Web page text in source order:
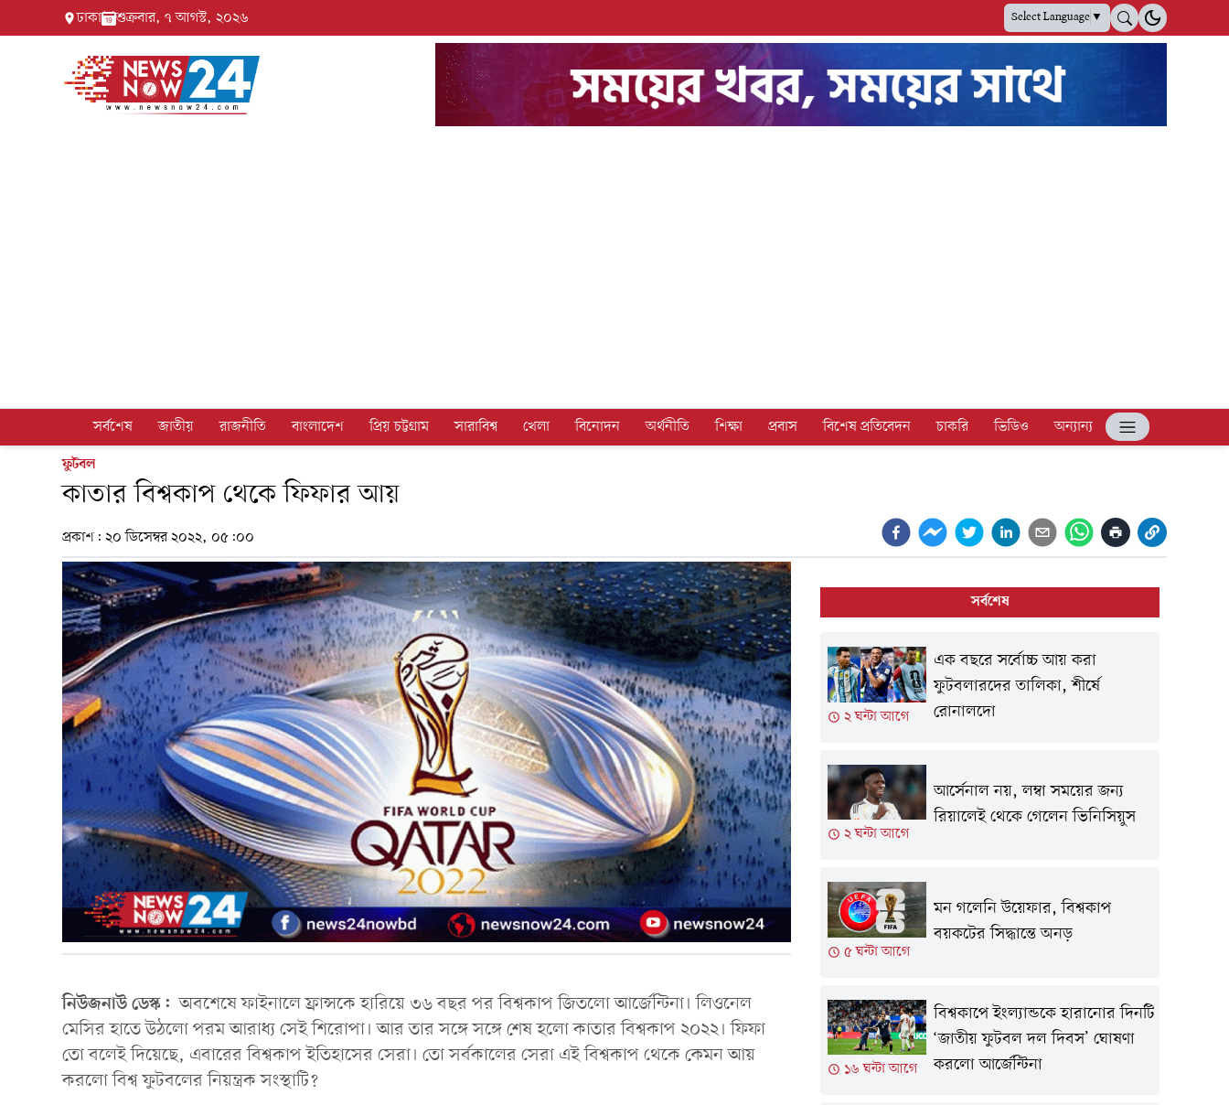
ঢাকা শুক্রবার, ৭ আগস্ট, ২০২৬ Select Language▼
সর্বশেষ জাতীয় রাজনীতি বাংলাদেশ প্রিয় চট্টগ্রাম সারাবিশ্ব খেলা বিনোদন অর্থনীতি শিক্ষা প্রবাস বিশেষ প্রতিবেদন চাকরি ভিডিও
অন্যান্য
ফুটবল
কাতার বিশ্বকাপ থেকে ফিফার আয়
প্রকাশ: ২০ ডিসেম্বর ২০২২, ০৫:০০
নিউজনাউ ডেস্ক:অবশেষে ফাইনালে ফ্রান্সকে হারিয়ে ৩৬ বছর পর বিশ্বকাপ জিতলো আর্জেন্টিনা। লিওনেল
মেসির হাতে উঠলো পরম আরাধ্য সেই শিরোপা। আর তার সঙ্গে সঙ্গে শেষ হলো কাতার বিশ্বকাপ ২০২২। ফিফা
তো বলেই দিয়েছে, এবারের বিশ্বকাপ ইতিহাসের সেরা। তো সর্বকালের সেরা এই বিশ্বকাপ থেকে কেমন আয়
করলো বিশ্ব ফুটবলের নিয়ন্ত্রক সংস্থাটি?
সর্বশেষ
২ ঘন্টা আগে
এক বছরে সর্বোচ্চ আয় করা
ফুটবলারদের তালিকা, শীর্ষে
রোনালদো
২ ঘন্টা আগে
আর্সেনাল নয়, লম্বা সময়ের জন্য
রিয়ালেই থেকে গেলেন ভিনিসিয়ুস
৫ ঘন্টা আগে
মন গলেনি উয়েফার, বিশ্বকাপ
বয়কটের সিদ্ধান্তে অনড়
১৬ ঘন্টা আগে
বিশ্বকাপে ইংল্যান্ডকে হারানোর দিনটি
‘জাতীয় ফুটবল দল দিবস’ ঘোষণা
করলো আর্জেন্টিনা